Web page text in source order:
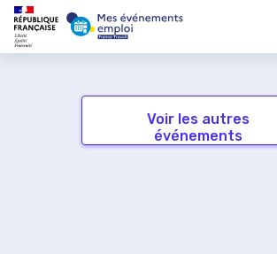
Voir les autres
événements